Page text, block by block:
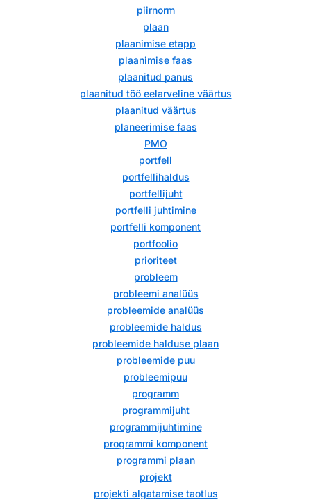
piirnorm
plaan
plaanimise etapp
plaanimise faas
plaanitud panus
plaanitud töö eelarveline väärtus
plaanitud väärtus
planeerimise faas
PMO
portfell
portfellihaldus
portfellijuht
portfelli juhtimine
portfelli komponent
portfoolio
prioriteet
probleem
probleemi analüüs
probleemide analüüs
probleemide haldus
probleemide halduse plaan
probleemide puu
probleemipuu
programm
programmijuht
programmijuhtimine
programmi komponent
programmi plaan
projekt
projekti algatamise taotlus